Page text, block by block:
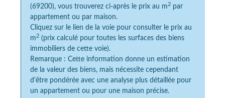
(69200), vous trouverez ci-après le prix au m 2 par
appartement ou par maison.
Cliquez sur le lien de la voie pour consulter le prix au
m 2 (prix calculé pour toutes les surfaces des biens
immobiliers de cette voie).
Remarque : Cette information donne un estimation
de la valeur des biens, mais nécessite cependant
d'être pondérée avec une analyse plus détaillée pour
un appartement ou pour une maison précise.